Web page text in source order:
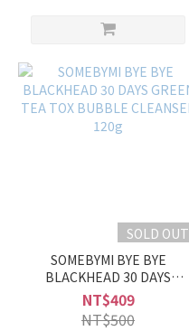
SOLD OUT
SOMEBYMI BYE BYE
BLACKHEAD 30 DAYS
GREEN TEA TOX BUBBLE
CLEANSER 120g
NT$409
NT$500